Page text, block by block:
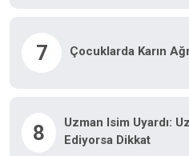
7 Çocuklarda Karın
8
Uzman Isim Uyardı:
Ediyorsa Dikkat